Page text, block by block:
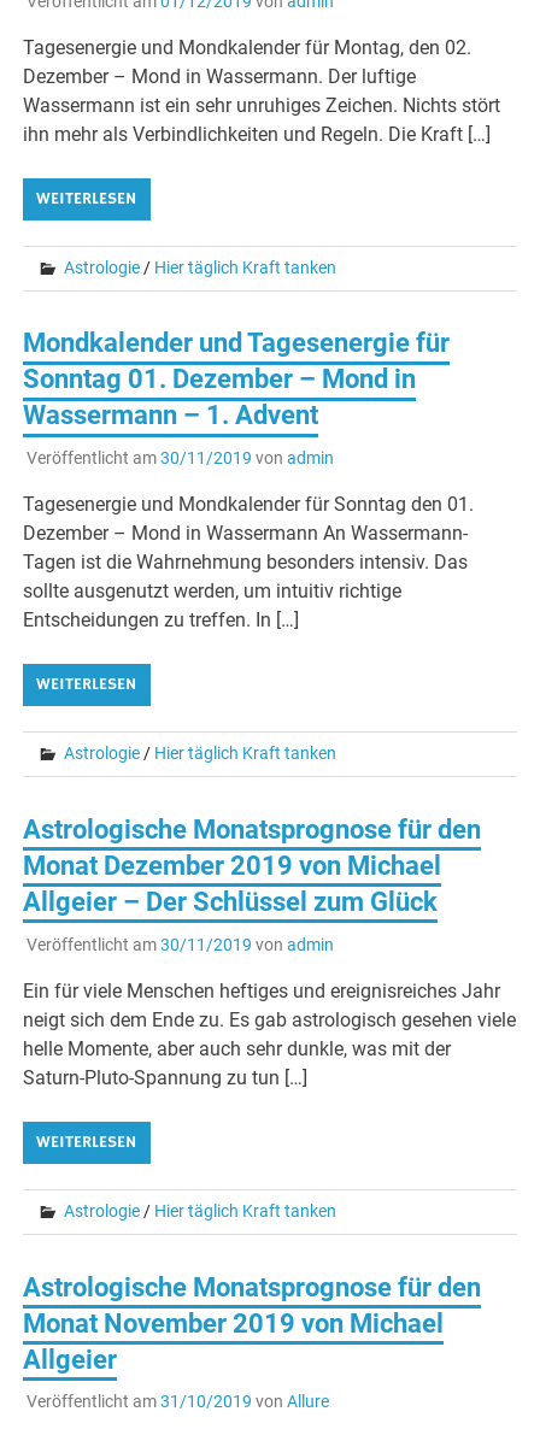
Tagesenergie und Mondkalender für Montag, den 02.
Dezember – Mond in Wassermann. Der luftige
Wassermann ist ein sehr unruhiges Zeichen. Nichts stört
ihn mehr als Verbindlichkeiten und Regeln. Die Kraft […]
WEITERLESEN
Astrologie / Hier täglich Kraft tanken
Mondkalender und Tagesenergie für
Sonntag 01. Dezember – Mond in
Wassermann – 1. Advent
Veröffentlicht am30/11/2019 von admin
Tagesenergie und Mondkalender für Sonntag den 01.
Dezember – Mond in Wassermann An Wassermann-
Tagen ist die Wahrnehmung besonders intensiv. Das
sollte ausgenutzt werden, um intuitiv richtige
Entscheidungen zu treffen. In […]
WEITERLESEN
Astrologie/ Hier täglich Kraft tanken
Astrologische Monatsprognose für den
Monat Dezember 2019 von Michael
Allgeier – Der Schlüssel zum Glück
Veröffentlicht am30/11/2019 von admin
Ein für viele Menschen heftiges und ereignisreiches Jahr
neigt sich dem Ende zu. Es gab astrologisch gesehen viele
helle Momente, aber auch sehr dunkle, was mit der
Saturn-Pluto-Spannung zu tun […]
WEITERLESEN
Astrologie / Hier täglich Kraft tanken
Astrologische Monatsprognose für den
Monat November 2019 von Michael
Allgeier
Veröffentlicht am31/10/2019 von Allure